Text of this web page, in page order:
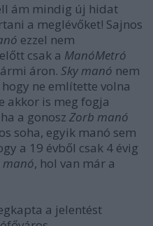
ám mindig új hidat
a meglévőket! Sajnos
ezzel nem
csak a ManóMetró
áron. Sky manó nem
ne említette volna
akkor is meg fogja
a gonosz Zorb manó
soha, egyik manó sem
a 19 évből csak 4 évig
, hol van már a
a jelentést